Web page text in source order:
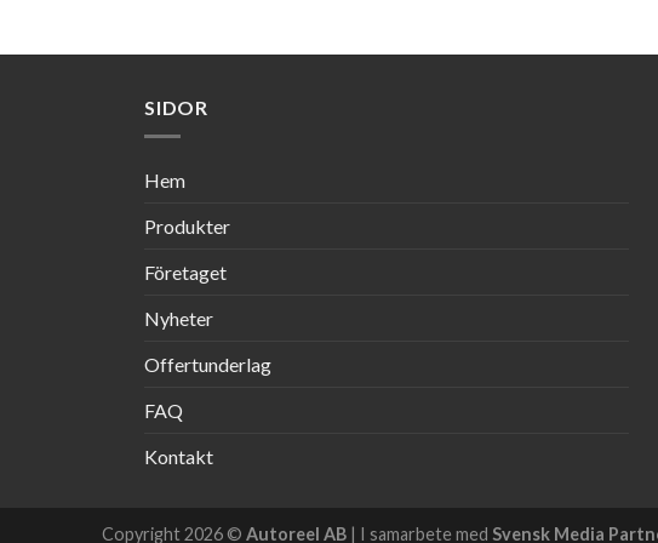
SIDOR
Hem
Produkter
Företaget
Nyheter
Offertunderlag
FAQ
Kontakt
Copyright 2026 © Autoreel AB| I samarbete med Svensk Media